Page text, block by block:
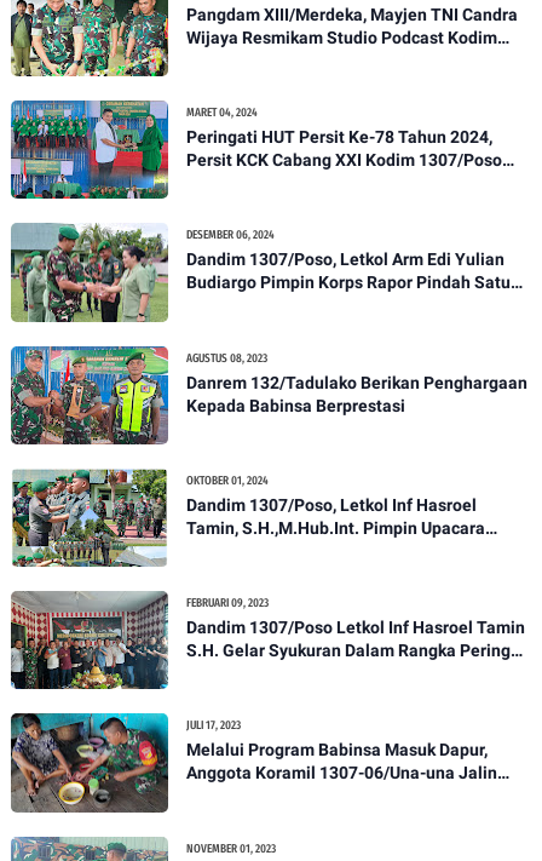
Pangdam XIII/Merdeka, Mayjen TNI Candra
Wijaya Resmikam Studio Podcast Kodim
MARET 04, 2024
Peringati HUT Persit Ke-78 Tahun 2024,
Persit KCK Cabang XXI Kodim 1307/Poso
DESEMBER 06, 2024
Dandim 1307/Poso, Letkol Arm Edi Yulian
Budiargo Pimpin Korps Rapor Pindah Satuan
AGUSTUS 08, 2023
Danrem 132/Tadulako Berikan Penghargaan
Kepada Babinsa Berprestasi
OKTOBER 01, 2024
Dandim 1307/Poso, Letkol Inf Hasroel
Tamin, S.H.,M.Hub.Int. Pimpin Upacara
FEBRUARI 09, 2023
Dandim 1307/Poso Letkol Inf Hasroel Tamin
S.H. Gelar Syukuran Dalam Rangka Peringati
JULI 17, 2023
Melalui Program Babinsa Masuk Dapur,
Anggota Koramil 1307-06/Una-una Jalin
NOVEMBER 01, 2023